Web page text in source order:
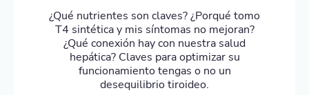
¿Qué nutrientes son claves? ¿Porqué tomo
T4 sintética y mis síntomas no mejoran?
¿Qué conexión hay con nuestra salud
hepática? Claves para optimizar su
funcionamiento tengas o no un
desequilibrio tiroideo.